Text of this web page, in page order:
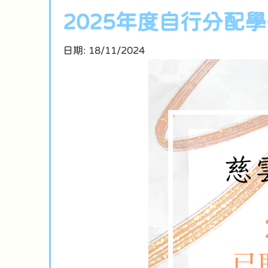
2025年度自行分配
日期: 18/11/2024